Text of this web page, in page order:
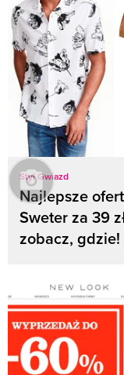
Styl Gwiazd
Najlepsze
Sweter za 39
zobacz, gdzie!